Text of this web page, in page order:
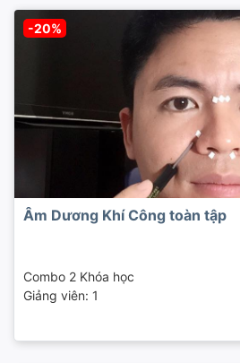
-20%
Âm Dương Khí Công toàn tập
Combo 2 Khóa học
Giảng viên: 1